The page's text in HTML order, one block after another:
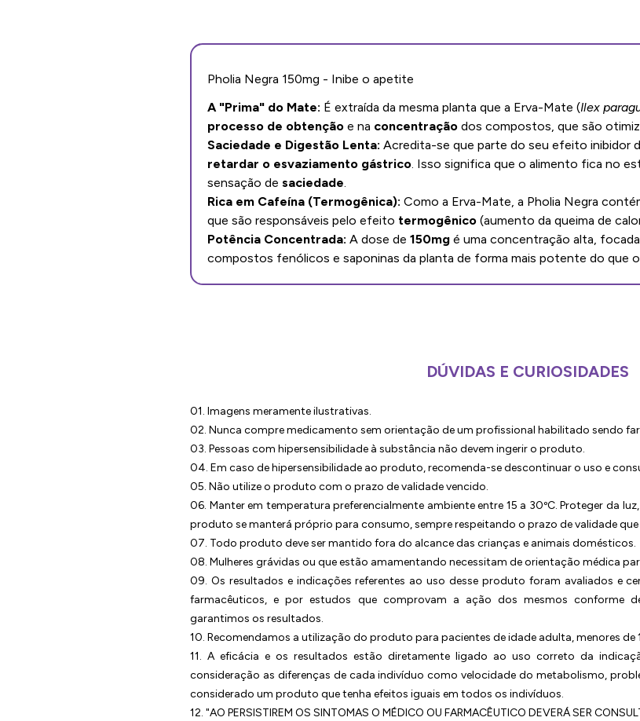
Pholia Negra 150mg - Inibe o apetite
A "Prima" do Mate: É extraída da mesma planta que a Erva-Mate (Ilex
processo de obtenção e na concentração dos compostos, que são
Saciedade e Digestão Lenta: Acredita-se que parte do seu efeito inibidor
retardar o esvaziamento gástrico. Isso significa que o alimento fica no
sensação de saciedade.
Rica em Cafeína (Termogênica): Como a Erva-Mate, a Pholia Negra
que são responsáveis pelo efeito termogênico (aumento da queima de
Potência Concentrada: A dose de 150mg é uma concentração alta,
compostos fenólicos e saponinas da planta de forma mais potente do que
DÚVIDAS E CURIOSIDADES
01. Imagens meramente ilustrativas.
02. Nunca compre medicamento sem orientação de um profissional habilitado sendo
03. Pessoas com hipersensibilidade à substância não devem ingerir o produto.
04. Em caso de hipersensibilidade ao produto, recomenda-se descontinuar o uso e
05. Não utilize o produto com o prazo de validade vencido.
06. Manter em temperatura preferencialmente ambiente entre 15 a 30ºC. Proteger da
produto se manterá próprio para consumo, sempre respeitando o prazo de validade
07. Todo produto deve ser mantido fora do alcance das crianças e animais domésticos.
08. Mulheres grávidas ou que estão amamentando necessitam de orientação médica
09. Os resultados e indicações referentes ao uso desse produto foram avaliados e
farmacêuticos, e por estudos que comprovam a ação dos mesmos conforme
garantimos os resultados.
10. Recomendamos a utilização do produto para pacientes de idade adulta, menores
11. A eficácia e os resultados estão diretamente ligado ao uso correto da
consideração as diferenças de cada indivíduo como velocidade do metabolismo,
considerado um produto que tenha efeitos iguais em todos os indivíduos.
12. "AO PERSISTIREM OS SINTOMAS O MÉDICO OU FARMACÊUTICO DEVERÁ SER